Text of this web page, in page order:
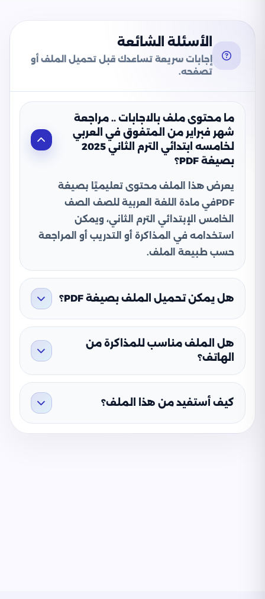
الأسئلة الشائعة
إجابات سريعة تساعدك قبل تحميل الملف أو
تصفحه.
ما محتوى ملف بالاجابات .. مراجعة
شهر فبراير من المتفوق في العربي
لخامسه ابتدائي الترم الثاني 2025
بصيغة PDF؟
يعرض هذا الملف محتوى تعليميًا بصيغة
PDFفي مادة اللغة العربية للصف الصف
الخامس الإبتدائي الترم الثاني، ويمكن
استخدامه في المذاكرة أو التدريب أو المراجعة
حسب طبيعة الملف.
هل يمكن تحميل الملف بصيغة PDF؟
هل الملف مناسب للمذاكرة من
الهاتف؟
كيف أستفيد من هذا الملف؟